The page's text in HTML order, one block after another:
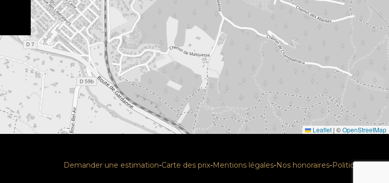
Leaflet | ©OpenStreetMap
Demander une estimation-Carte des prix-Mentions légales-Nos honoraires-Politique RGPD